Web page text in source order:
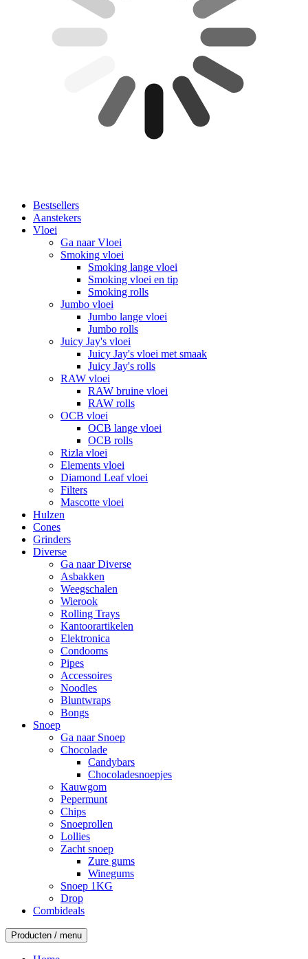
Bestsellers
Aanstekers
Vloei
Ga naar Vloei
Smoking vloei
Smoking lange vloei
Smoking vloei en tip
Smoking rolls
Jumbo vloei
Jumbo lange vloei
Jumbo rolls
Juicy Jay's vloei
Juicy Jay's vloei met smaak
Juicy Jay's rolls
RAW vloei
RAW bruine vloei
RAW rolls
OCB vloei
OCB lange vloei
OCB rolls
Rizla vloei
Elements vloei
Diamond Leaf vloei
Filters
Mascotte vloei
Hulzen
Cones
Grinders
Diverse
Ga naar Diverse
Asbakken
Weegschalen
Wierook
Rolling Trays
Kantoorartikelen
Elektronica
Condooms
Pipes
Accessoires
Noodles
Bluntwraps
Bongs
Snoep
Ga naar Snoep
Chocolade
Candybars
Chocoladesnoepjes
Kauwgom
Pepermunt
Chips
Snoeprollen
Lollies
Zacht snoep
Zure gums
Winegums
Snoep 1KG
Drop
Combideals
Producten / menu